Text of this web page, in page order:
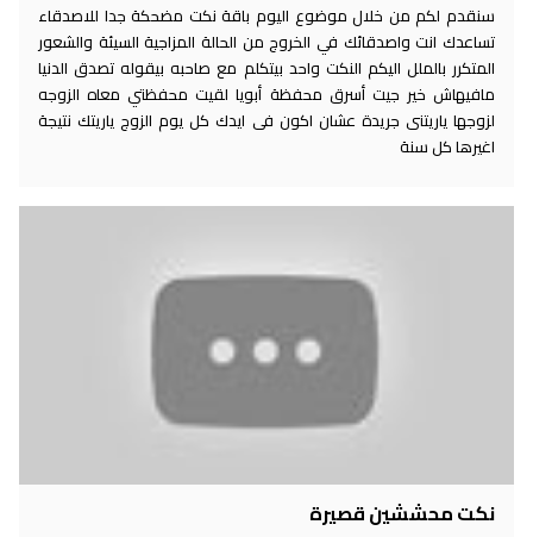
سنقدم لكم من خلال موضوع اليوم باقة نكت مضحكة جدا للاصدقاء
تساعدك انت واصدقائك في الخروج من الحالة المزاجية السيئة والشعور
المتكرر بالملل اليكم النكت واحد بيتكلم مع صاحبه بيقوله تصدق الدنيا
مافيهاش خير جيت أسرق محفظة أبويا لقيت محفظتي معاه الزوجه
لزوجها ياريتنى جريدة عشان اكون فى ايدك كل يوم الزوج ياريتك نتيجة
اغيرها كل سنة
نكت محششين قصيرة